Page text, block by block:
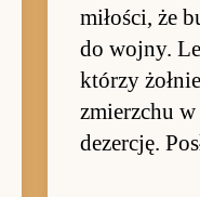
mi­ło­ści, że
do woj­ny.
którzy
zmierz­chu
de­zer­cję.